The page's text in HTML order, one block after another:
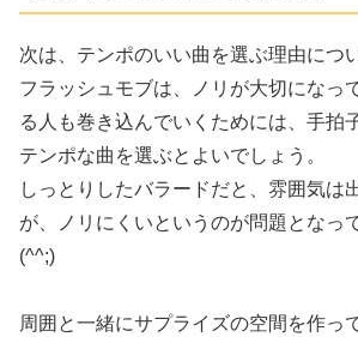
次は、テンポのいい曲を選ぶ理由につ
フラッシュモブは、ノリが大切になっ
る人も巻き込んでいくためには、手拍
テンポな曲を選ぶとよいでしょう。
しっとりしたバラードだと、雰囲気は
が、ノリにくいというのが問題となっ
(^^;)
周囲と一緒にサプライズの空間を作っ